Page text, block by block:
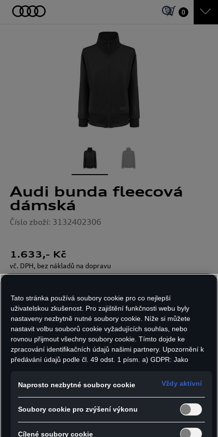
0
Audi bunda fleecová
dámská
Číslo zboží: 3132402306
1.633,- Kč
vč. DPH, bez nákladů na dopravu
Velikost: Počet kusů:
- Fleecová bunda s vysokým límcem a širokými
manžetami
Tato stránka používá soubory cookie pro co nejlepší
uživatelskou zkušenost. Pro zajištění funkčnosti webu byly
nastaveny nezbytně nutné soubory cookie. Níže si můžete
nastavit volbu souborů cookie vyžadujících souhlas, nebo
rovnou přijmout všechny soubory cookie. Tímto dojde ke
zpracování identifikačních údajů našimi partnery. Upozornění k
předávání údajů podle čl. 49 odst. 1 písm. a) GDPR: Jako
používán Google Analytics. Nelze vyloučit, že společnost
Google Ireland jako náš smluvní partner předává osobní údaje
státech neexistuje úroveň ochrany osobních údajů věcně
rovnocenná Evropské unii a chybí rozhodnutí Evropské komise
o odpovídající ochraně. Z toho pro vás mohou vyplývat rizika,
Naprosto nezbytné soubory cookie Vždy aktivní
Soubory cookie pro zvýšení výkonu
Cílené soubory cookie